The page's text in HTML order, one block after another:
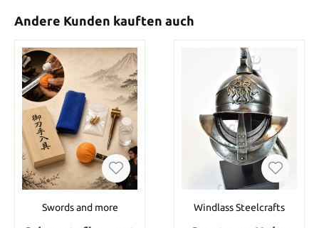
Andere Kunden kauften auch
Swords and more Windlass Steelcrafts